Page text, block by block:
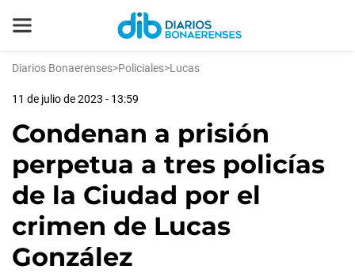
Diarios Bonaerenses>Policiales>Lucas
11 de julio de 2023 - 13:59
Condenan a prisión
perpetua a tres policías
de la Ciudad por el
crimen de Lucas
González